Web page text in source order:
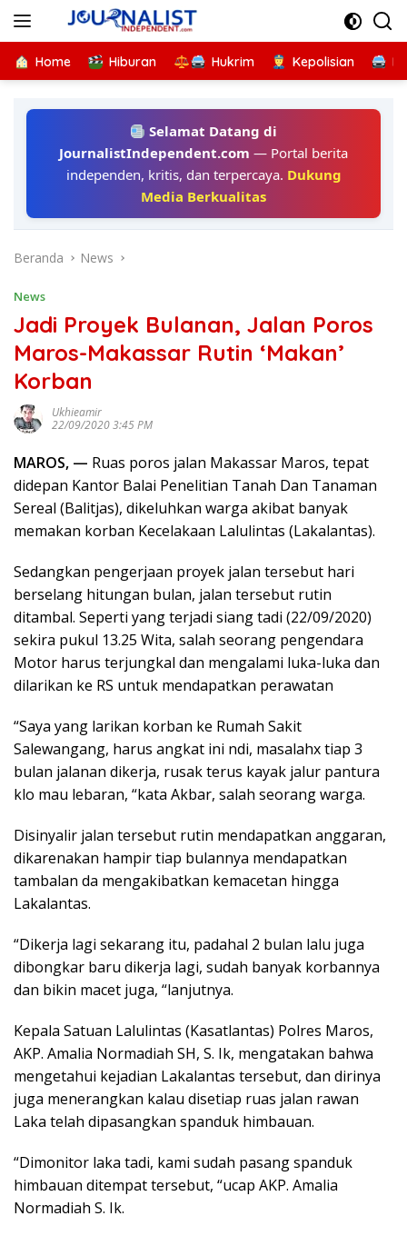
Home Hiburan Hukrim Kepolisian
Selamat Datang di
JournalistIndependent.com — Portal berita
independen, kritis, dan terpercaya. Dukung
Media Berkualitas
Beranda News
News
Jadi Proyek Bulanan, Jalan Poros
Maros-Makassar Rutin ‘Makan’
Korban
Ukhieamir
22/09/2020 3:45 PM
MAROS, — Ruas poros jalan Makassar Maros, tepat
didepan Kantor Balai Penelitian Tanah Dan Tanaman
Sereal (Balitjas), dikeluhkan warga akibat banyak
memakan korban Kecelakaan Lalulintas (Lakalantas).
Sedangkan pengerjaan proyek jalan tersebut hari
berselang hitungan bulan, jalan tersebut rutin
ditambal. Seperti yang terjadi siang tadi (22/09/2020)
sekira pukul 13.25 Wita, salah seorang pengendara
Motor harus terjungkal dan mengalami luka-luka dan
dilarikan ke RS untuk mendapatkan perawatan
“Saya yang larikan korban ke Rumah Sakit
Salewangang, harus angkat ini ndi, masalahx tiap 3
bulan jalanan dikerja, rusak terus kayak jalur pantura
klo mau lebaran, “kata Akbar, salah seorang warga.
Disinyalir jalan tersebut rutin mendapatkan anggaran,
dikarenakan hampir tiap bulannya mendapatkan
tambalan da mengakibatkan kemacetan hingga
Lakalantas.
“Dikerja lagi sekarang itu, padahal 2 bulan lalu juga
dibongkar baru dikerja lagi, sudah banyak korbannya
dan bikin macet juga, “lanjutnya.
Kepala Satuan Lalulintas (Kasatlantas) Polres Maros,
AKP. Amalia Normadiah SH, S. Ik, mengatakan bahwa
mengetahui kejadian Lakalantas tersebut, dan dirinya
juga menerangkan kalau disetiap ruas jalan rawan
Laka telah dipasangkan spanduk himbauan.
“Dimonitor laka tadi, kami sudah pasang spanduk
himbauan ditempat tersebut, “ucap AKP. Amalia
Normadiah S. Ik.